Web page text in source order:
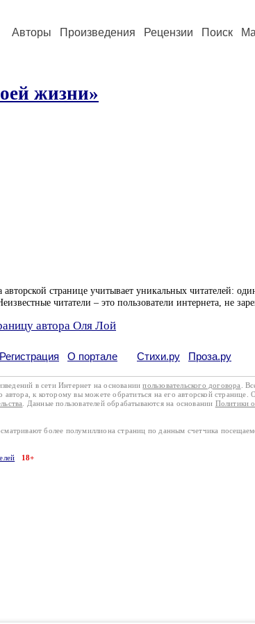
Авторы Произведения Рецензии Поиск
жизни»
странице учитывает уникальных читателей:
читатели – это пользователи интернета, не
автора Оля Лой
Регистрация О портале Стихи.ру Проза.ру
в сети Интернет на основаниипользовательского договора
.
автора, к которому вы можете обратиться на его авторской странице.
. Данные пользователей обрабатываются на основании Политики
более полумиллиона страниц по данным счетчика
18+